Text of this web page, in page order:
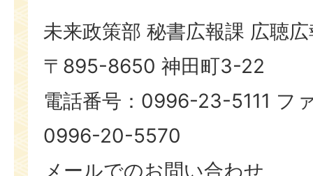
未来政策部 秘書広報課 広聴
〒895-8650 神田町3-22
電話番号：0996-23-5111 フ
0996-20-5570
メールでのお問い合わせ